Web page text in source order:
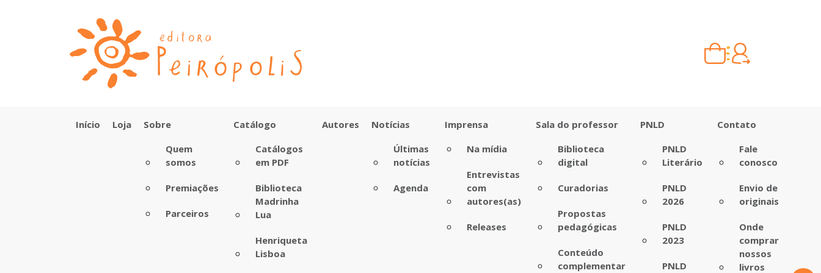
Carrinho vazio
Início Loja
Sobre
Quem
somos
Premiações
Parceiros
Catálogo
Catálogos
em PDF
Biblioteca
Madrinha
Lua
Henriqueta
Lisboa
Autores
Notícias
Últimas
notícias
Agenda
Imprensa
Na mídia
Entrevistas
com
autores(as)
Releases
Sala do professor
Biblioteca
digital
Curadorias
Propostas
pedagógicas
Conteúdo
complementar
PNLD
PNLD
Literário
PNLD
2026
PNLD
2023
PNLD
Contato
Fale
conosco
Envio de
originais
Onde
comprar
nossos
livros